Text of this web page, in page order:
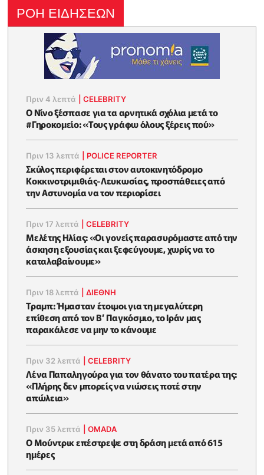
ΡΟΗ ΕΙΔΗΣΕΩΝ
Πριν 4 λεπτά |CELEBRITY
Ο Νίνο ξέσπασε για τα αρνητικά σχόλια μετά το
#Γηροκομείο: «Τους γράφω όλους ξέρεις πού»
Πριν 13 λεπτά POLICE REPORTER
Σκύλος περιφέρεται στον αυτοκινητόδρομο
Κοκκινοτριμιθιάς-Λευκωσίας, προσπάθειες από
την Αστυνομία να τον περιορίσει
Πριν 17 λεπτά |CELEBRITY
Μελέτης Ηλίας: «Οι γονείς παρασυρόμαστε από την
άσκηση εξουσίας και ξεφεύγουμε, χωρίς να το
καταλαβαίνουμε»
Πριν 18 λεπτά |ΔΙΕΘΝΗ
Τραμπ: Ήμασταν έτοιμοι για τη μεγαλύτερη
επίθεση από τον Β’ Παγκόσμιο, το Ιράν μας
παρακάλεσε να μην το κάνουμε
Πριν 32 λεπτά |CELEBRITY
Λένα Παπαληγούρα για τον θάνατο του πατέρα της:
«Πλήρης δεν μπορείς να νιώσεις ποτέ στην
απώλεια»
Πριν 35 λεπτά |OMADA
Ο Μούντρικ επέστρεψε στη δράση μετά από 615
ημέρες